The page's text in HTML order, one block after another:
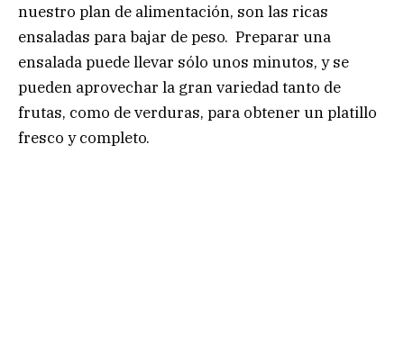
nuestro plan de alimentación, son las ricas
ensaladas para bajar de peso. Preparar una
ensalada puede llevar sólo unos minutos, y se
pueden aprovechar la gran variedad tanto de
frutas, como de verduras, para obtener un platillo
fresco y completo.